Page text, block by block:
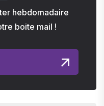
hebdomadaire
boite mail !